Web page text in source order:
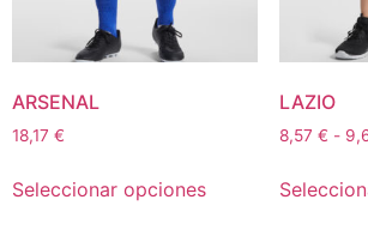
ARSENAL
18,17 €
Seleccionar opciones
LAZIO
8,57 € -